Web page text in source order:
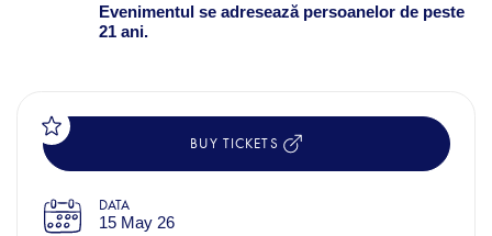
Evenimentul se adresează persoanelor depeste
21 ani.
BUY TICKETS
DATA
15 May 26